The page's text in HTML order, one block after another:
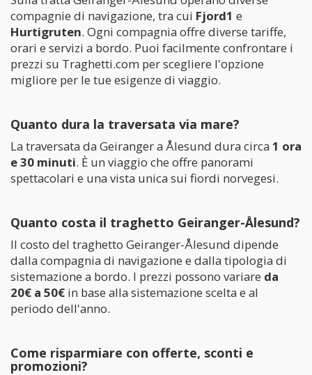
compagnie di navigazione, tra cui Fjord1 e
Hurtigruten. Ogni compagnia offre diverse tariffe,
orari e servizi a bordo. Puoi facilmente confrontare i
prezzi su Traghetti.com per scegliere l'opzione
migliore per le tue esigenze di viaggio.
Quanto dura la traversata via mare?
La traversata da Geiranger a Ålesund dura circa 1 ora
e 30 minuti. È un viaggio che offre panorami
spettacolari e una vista unica sui fiordi norvegesi.
Quanto costa il traghetto Geiranger-Ålesund?
Il costo del traghetto Geiranger-Ålesund dipende
dalla compagnia di navigazione e dalla tipologia di
sistemazione a bordo. I prezzi possono variare da
20€ a 50€ in base alla sistemazione scelta e al
periodo dell'anno.
Come risparmiare con offerte, sconti e
promozioni?